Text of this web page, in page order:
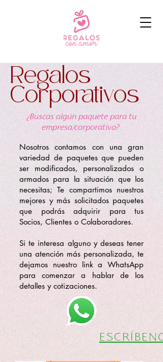
Regalos
Corporativos
¿Buscas algún paquete para tu
empresa/corporativo?
Nosotros contamos con una gran
variedad de paquetes que pueden
ser modificados, personalizados o
armados para la situación que los
necesitas; Te compartimos nuestros
mejores y más solicitados paquetes
que podrás adquirir para tus
Socios, Clientes o Colaboradores.
Si te interesa alguno y deseas tener
una atención más personalizada, te
dejamos nuestro link a WhatsApp
para comenzar a hablar de los
detalles y cotizaciones.